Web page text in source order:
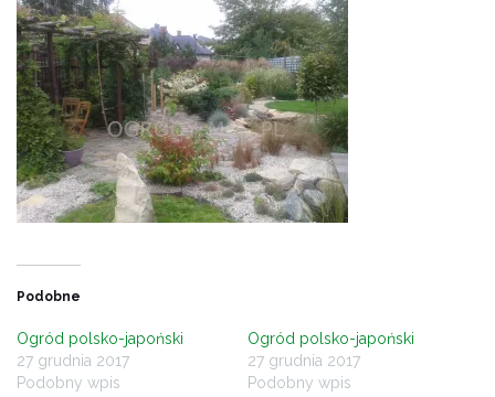
Podobne
Ogród polsko-japoński
27 grudnia 2017
Podobny wpis
Ogród polsko-japoński
27 grudnia 2017
Podobny wpis